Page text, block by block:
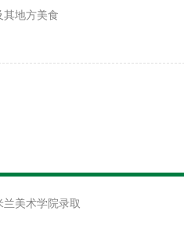
其地方美食
美术学院录取